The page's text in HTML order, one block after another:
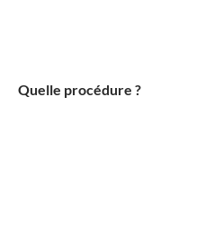
Quelle procédure ?